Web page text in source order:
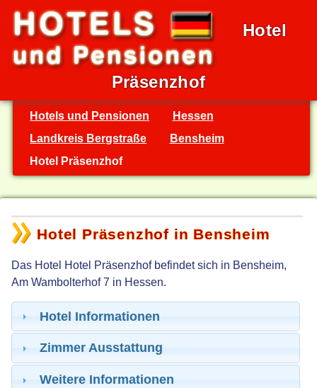
Hotel
Präsenzhof
Hotels und Pensionen
Hessen
Landkreis Bergstraße
Bensheim
Hotel Präsenzhof
Hotel Präsenzhof in Bensheim
Das Hotel Hotel Präsenzhof befindet sich in Bensheim,
Am Wambolterhof 7 in Hessen.
Hotel Informationen
Zimmer Ausstattung
Weitere Informationen